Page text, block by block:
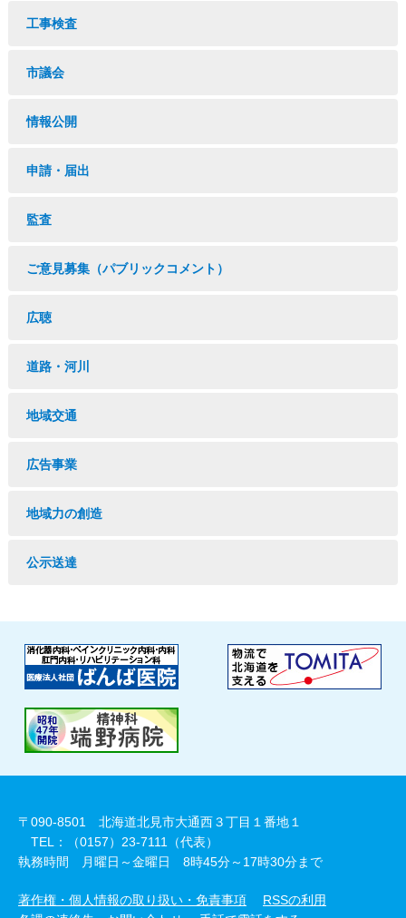
工事検査
市議会
情報公開
申請・届出
監査
ご意見募集（パブリックコメント）
広聴
道路・河川
地域交通
広告事業
地域力の創造
公示送達
〒090-8501 北海道北見市大通西３丁目１番地１
TEL：（0157）23-7111（代表）
執務時間 月曜日～金曜日 8時45分～17時30分まで
著作権・個人情報の取り扱い・免責事項
RSSの利用